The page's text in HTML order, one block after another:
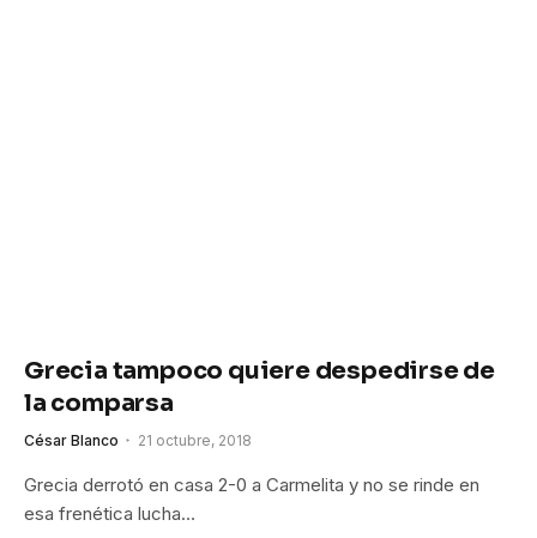
Grecia tampoco quiere despedirse de
la comparsa
César Blanco 21 octubre, 2018
Grecia derrotó en casa 2-0 a Carmelita y no se rinde en
esa frenética lucha…